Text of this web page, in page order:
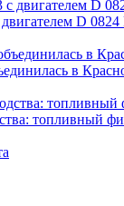
D 0824
в
топливный